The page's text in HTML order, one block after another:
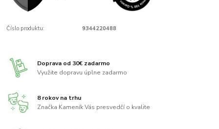
Číslo produktu: 9344220488
Doprava od 30€ zadarmo
Využite dopravu úplne zadarmo
8 rokov na trhu
Značka Kameník Vás presvedčí o kvalite